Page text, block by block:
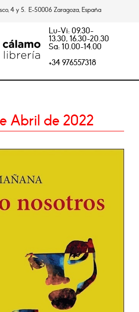
4 y 5. E-50006 Zaragoza, España
Lu-Vi: 09.30-
13.30, 16.30-20.30
Sa: 10.00-14.00
+34 976557318
Abril de 2022